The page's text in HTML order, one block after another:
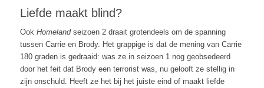
Liefde maakt blind?
Ook Homelandseizoen 2 draait grotendeels om de spanning
tussen Carrie en Brody. Het grappige is dat de mening van Carrie
180 graden is gedraaid: was ze in seizoen 1 nog geobsedeerd
door het feit dat Brody een terrorist was, nu gelooft ze stellig in
zijn onschuld. Heeft ze het bij het juiste eind of maakt liefde